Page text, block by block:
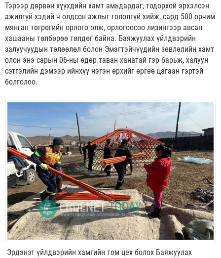
Тэрээр дөрвөн хүүхдийн хамт амьдардаг, тодорхой эрхэлсэн
ажилгүй хэдий ч олдсон ажлыг гололгүй хийж, сард 500 орчим
мянган төгрөгийн орлого олж, орлогоосоо лизингээр авсан
хашааны төлбөрөө төлдөг байна. Баяжуулах үйлдвэрийн
залуучуудын төлөөлөл болон Эмэгтэйчүүдийн зөвлөлийн хамт
олон энэ сарын 06-ны өдөр таван ханатай гэр барьж, халуун
сэтгэлийн дэмээр ийнхүү нэгэн өрхийг өргөө цагаан гэртэй
болголоо.
Эрдэнэт үйлдвэрийн хамгийн том цех болох Баяжуулах